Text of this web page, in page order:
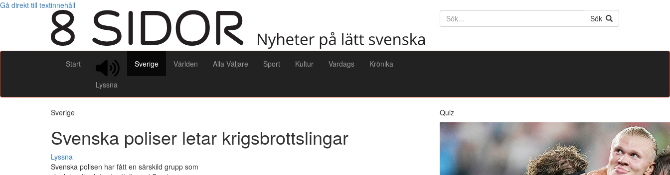
Gå direkt till textinnehåll
Söktext
Sök
Start
Lyssna
Sverige Världen Alla Väljare Sport Kultur Vardags Krönika
Sverige
Svenska poliser letar krigsbrottslingar
Lyssna
Svenska polisen har fått en särskild grupp som
Quiz